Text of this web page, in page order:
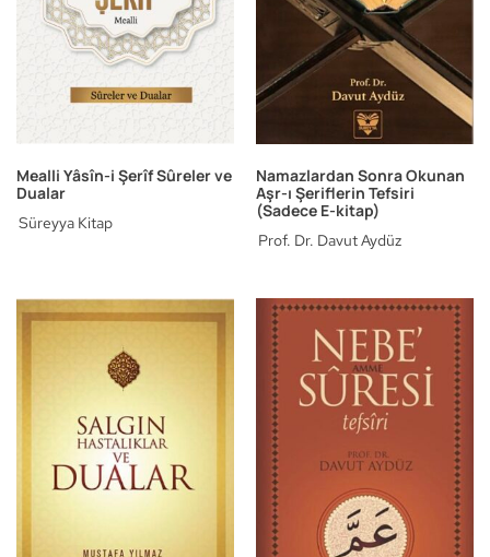
Mealli Yâsîn-i Şerîf Sûreler ve
Dualar
Süreyya Kitap
Namazlardan Sonra Okunan
Aşr-ı Şeriflerin Tefsiri
(Sadece E-kitap)
Prof. Dr. Davut Aydüz